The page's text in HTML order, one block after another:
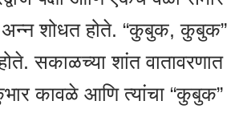
शोधत होते. “कुबुक, कुबुक”
सकाळच्या शांत वातावरणात
कावळे आणि त्यांचा “कुबुक”